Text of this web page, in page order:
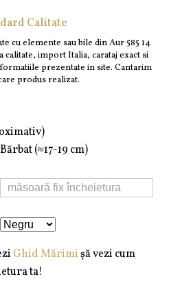
Calitate
cu elemente sau bile din Aur 585 14
calitate, import Italia, carataj exact si
prezentate in site. Cantarim
produs realizat.
Bărbat (≈17-19 cm)
Ghid Mărimișă vezi cum
ta!